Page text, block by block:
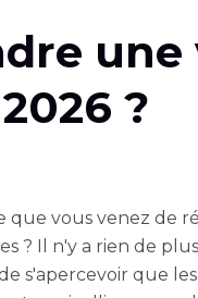
une
?
que vous venez de
? Il n'y a rien de
s'apercevoir que les